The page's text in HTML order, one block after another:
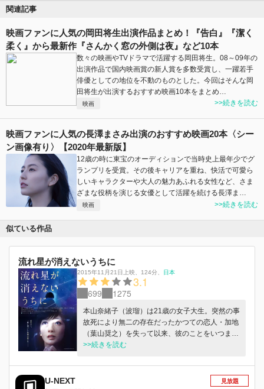
関連記事
映画ファンに人気の岡田将生出演作品まとめ！『告白』『潔く
柔く』から最新作『さんかく窓の外側は夜』など10本
数々の映画やTVドラマで活躍する岡田将生。08～09年の
出演作品で国内映画賞の新人賞を多数受賞し、一躍若手
俳優としての地位を不動のものとした。今回はそんな岡
田将生が出演するおすすめ映画10本をまとめ…
映画 >>続きを読む
映画ファンに人気の長澤まさみ出演のおすすめ映画20本〈シー
ン画像有り〉【2020年最新版】
12歳の時に東宝のオーディションで当時史上最年少でグ
ランプリを受賞。その後キャリアを重ね、快活で可愛ら
しいキャラクターや大人の魅力あふれる女性など、さま
ざまな役柄を演じる女優として活躍を続ける長澤ま…
映画 >>続きを読む
似ている作品
流れ星が消えないうちに
2015年11月21日上映 124分 日本
3.1
699 1275
本山奈緒子（波瑠）は21歳の女子大生。突然の事
故死により無二の存在だったかつての恋人・加地
（葉山奨之）を失って以来、彼のことをいつまで
も忘れられず、ことあるごとに思い出してしまう
ごしていた。「過去」に立ち止ったままでいた奈
緒子だが、同じ傷をもつ恋人・巧（入江甚儀）、
>>続きを読む
U-NEXT 見放題